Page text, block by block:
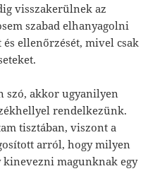
visszakerülnek az
szabad elhanyagolni
ellenőrzését, mivel csak
szó, akkor ugyanilyen
rendelkezünk.
tisztában, viszont a
arról, hogy milyen
magunknak egy